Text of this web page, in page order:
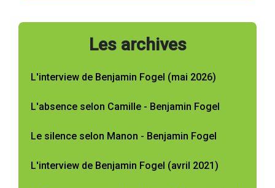
Les archives
L'interview de Benjamin Fogel (mai 2026)
L'absence selon Camille - Benjamin Fogel
Le silence selon Manon - Benjamin Fogel
L'interview de Benjamin Fogel (avril 2021)